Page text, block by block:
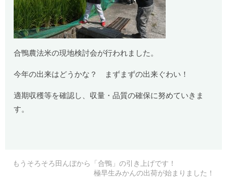
合鴨農法米の現地検討会が行われました。
今年の出来はどうかな？ まずまずの出来ぐわい！
適期収穫等を確認し、収量・品質の確保に努めていきま
す。
もうそろそろ田んぼから「合鴨」の引き上げです！
極早生みかんの出荷が始まりました！